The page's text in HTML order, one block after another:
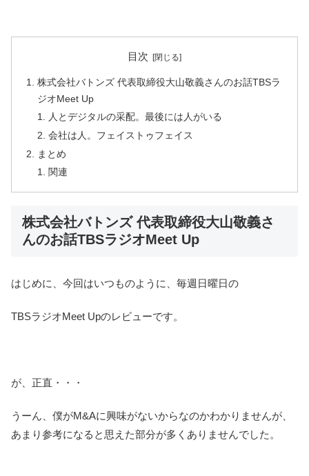
目次
株式会社バトンズ 代表取締役大山敬義さんのお話TBSラ
ジオMeet Up
人とデジタルの采配。最後には人がいる
会社は人。フェイストゥフェイス
まとめ
関連
株式会社バトンズ 代表取締役大山敬義さ
んのお話TBSラジオMeet Up
はじめに、今回はいつものように、毎週日曜日の
TBSラジオMeet Upのレビューです。
が、正直・・・
うーん、僕がM&Aに興味がないからなのかわかりませんが、
あまり参考になると思えた部分が多くありませんでした。